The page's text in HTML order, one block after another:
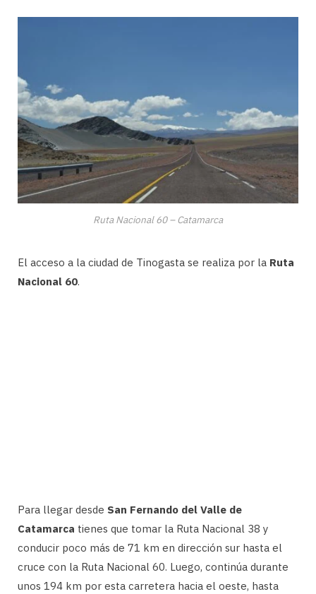
Ruta Nacional 60 – Catamarca
El acceso a la ciudad de Tinogasta se realiza por la Ruta
Nacional 60.
Para llegar desde San Fernando del Valle de
Catamarca tienes que tomar la Ruta Nacional 38 y
conducir poco más de 71 km en dirección sur hasta el
cruce con la Ruta Nacional 60. Luego, continúa durante
unos 194 km por esta carretera hacia el oeste, hasta